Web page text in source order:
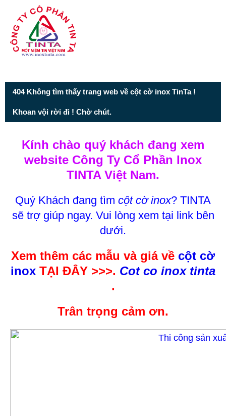
Từ mục này trở xuống là mã nguồn Zalo
404 Không tìm thấy trang web về cột cờ inox TinTa !
Khoan vội rời đi ! Chờ chút.
Kính chào quý khách đang xem
website Công Ty Cổ Phần Inox
TINTA Việt Nam.
Quý Khách đang tìm cột cờ inox? TINTA
sẽ trợ giúp ngay. Vui lòng xem tại link bên
dưới.
Xem thêm các mẫu và giá về cột cờ
inox TẠI ĐÂY >>>. Cot co inox tinta
.
Trân trọng cảm ơn.